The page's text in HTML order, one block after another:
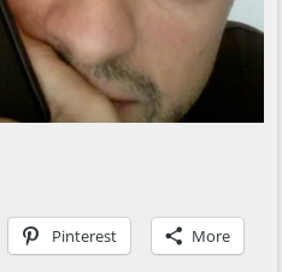
Pinterest More